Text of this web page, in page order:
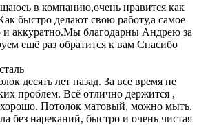
в компанию,очень нравится как
быстро делают свою работу,а самое
и аккуратно.Мы благодарны Андрею за
ещё раз обратится к вам Спасибо
десять лет назад. За все время не
проблем. Всё отлично держится ,
хорошо. Потолок матовый, можно мыть.
без нареканий, быстро и очень чистая